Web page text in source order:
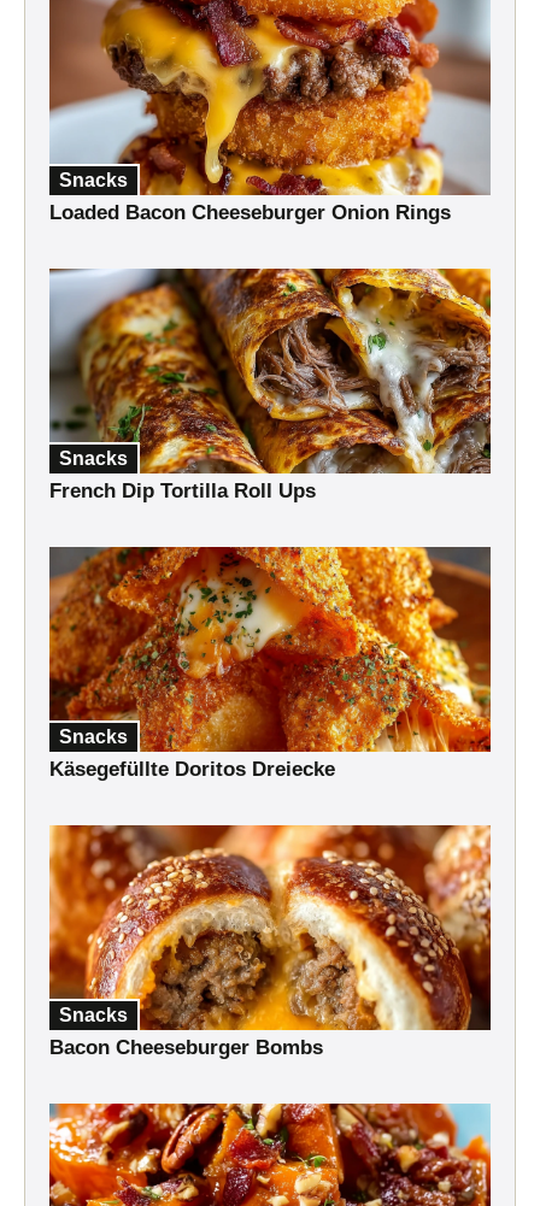
Snacks
Loaded Bacon Cheeseburger Onion Rings
Snacks
French Dip Tortilla Roll Ups
Snacks
Käsegefüllte Doritos Dreiecke
Snacks
Bacon Cheeseburger Bombs